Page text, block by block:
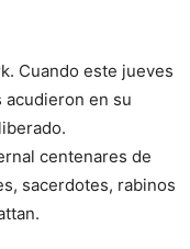
Cuando este jueves
en su
centenares de
sacerdotes, rabinos